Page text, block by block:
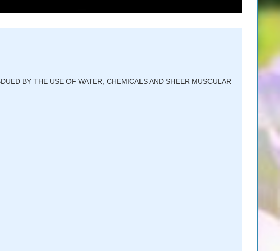
BY THE USE OF WATER, CHEMICALS AND SHEER MUSCULAR